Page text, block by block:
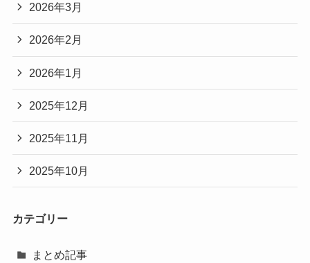
2026年3月
2026年2月
2026年1月
2025年12月
2025年11月
2025年10月
カテゴリー
まとめ記事